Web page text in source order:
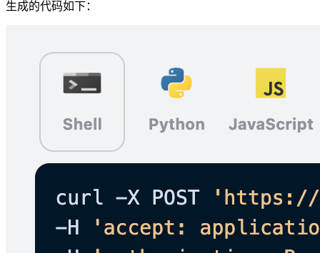
生成的代码如下：